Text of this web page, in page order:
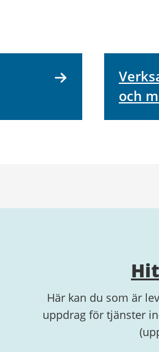
och
Här kan du som är
uppdrag för tjänster